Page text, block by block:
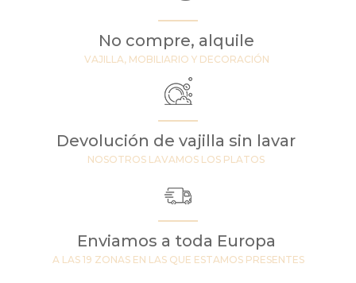
No compre, alquile
VAJILLA, MOBILIARIO Y DECORACIÓN
Devolución de vajilla sin lavar
NOSOTROS LAVAMOS LOS PLATOS
Enviamos a toda Europa
A LAS 19 ZONAS EN LAS QUE ESTAMOS PRESENTES